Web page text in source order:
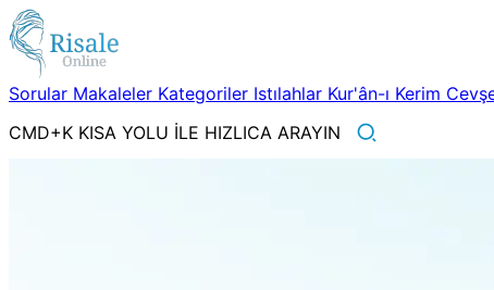
Sorular Makaleler Kategoriler Istılahlar Kur'ân-ı Kerim
CMD+K KISA YOLU İLE HIZLICA ARAYIN